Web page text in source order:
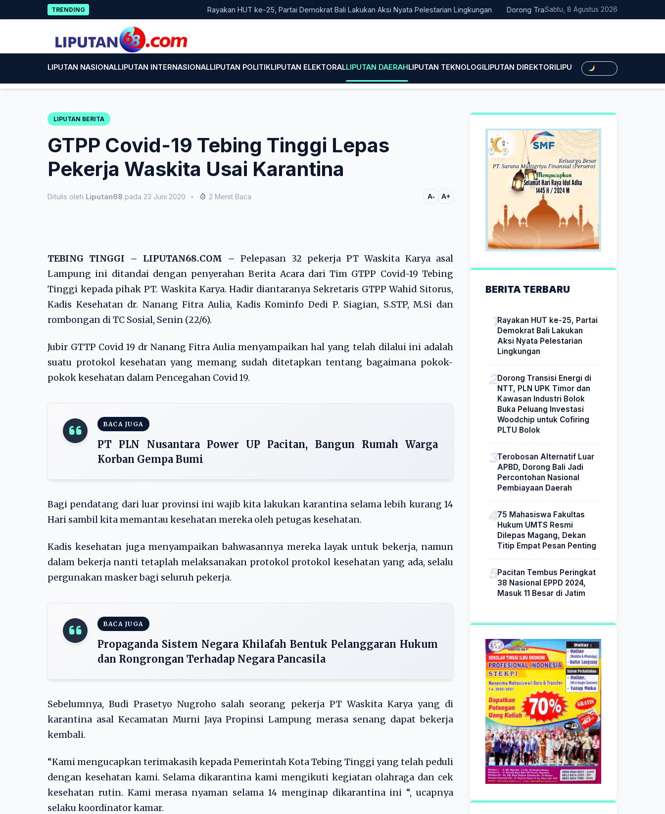
to
TRENDING Rayakan HUT ke-25, Partai Demokrat Bali Lakukan Aksi Nyata Pelestarian Lingkungan Dorong Transisi Energi di NTT, PLN UPK Timor dan
Sabtu, 8 Agustus 2026
LIPUTAN NASIONALLIPUTAN INTERNASIONALLIPUTAN POLITIKLIPUTAN ELEKTORALLIPUTAN DAERAHLIPUTAN TEKNOLOGILIPUTAN DIREKTORILIPUTAN HUKUMLIPUTAN
LIPUTAN BERITA
GTPP Covid-19 Tebing Tinggi Lepas
Pekerja Waskita Usai Karantina
Ditulis oleh Liputan68 pada 23 Juni 2020 • 2 Menit Baca A- A+
TEBING TINGGI – LIPUTAN68.COM – Pelepasan 32 pekerja PT Waskita Karya asal
Lampung ini ditandai dengan penyerahan Berita Acara dari Tim GTPP Covid-19 Tebing
Tinggi kepada pihak PT. Waskita Karya. Hadir diantaranya Sekretaris GTPP Wahid Sitorus,
Kadis Kesehatan dr. Nanang Fitra Aulia, Kadis Kominfo Dedi P. Siagian, S.STP, M.Si dan
rombongan di TC Sosial, Senin (22/6).
Jubir GTTP Covid 19 dr Nanang Fitra Aulia menyampaikan hal yang telah dilalui ini adalah
suatu protokol kesehatan yang memang sudah ditetapkan tentang bagaimana pokok-
pokok kesehatan dalam Pencegahan Covid 19.
BACA JUGA
PT PLN Nusantara Power UP Pacitan, Bangun Rumah Warga
Korban Gempa Bumi
Bagi pendatang dari luar provinsi ini wajib kita lakukan karantina selama lebih kurang 14
Hari sambil kita memantau kesehatan mereka oleh petugas kesehatan.
Kadis kesehatan juga menyampaikan bahwasannya mereka layak untuk bekerja, namun
dalam bekerja nanti tetaplah melaksanakan protokol protokol kesehatan yang ada, selalu
pergunakan masker bagi seluruh pekerja.
BACA JUGA
Propaganda Sistem Negara Khilafah Bentuk Pelanggaran Hukum
dan Rongrongan Terhadap Negara Pancasila
Sebelumnya, Budi Prasetyo Nugroho salah seorang pekerja PT Waskita Karya yang di
karantina asal Kecamatan Murni Jaya Propinsi Lampung merasa senang dapat bekerja
kembali.
“Kami mengucapkan terimakasih kepada Pemerintah Kota Tebing Tinggi yang telah peduli
dengan kesehatan kami. Selama dikarantina kami mengikuti kegiatan olahraga dan cek
kesehatan rutin. Kami merasa nyaman selama 14 menginap dikarantina ini “, ucapnya
selaku koordinator kamar.
BERITA TERBARU
Rayakan HUT ke-25, Partai
Demokrat Bali Lakukan
Aksi Nyata Pelestarian
Lingkungan
Dorong Transisi Energi di
NTT, PLN UPK Timor dan
Kawasan Industri Bolok
Buka Peluang Investasi
Woodchip untuk Cofiring
PLTU Bolok
Terobosan Alternatif Luar
APBD, Dorong Bali Jadi
Percontohan Nasional
Pembiayaan Daerah
75 Mahasiswa Fakultas
Hukum UMTS Resmi
Dilepas Magang, Dekan
Titip Empat Pesan Penting
Pacitan Tembus Peringkat
38 Nasional EPPD 2024,
Masuk 11 Besar di Jatim